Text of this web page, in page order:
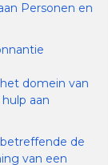
Personen en
domein van
aan
de
van een